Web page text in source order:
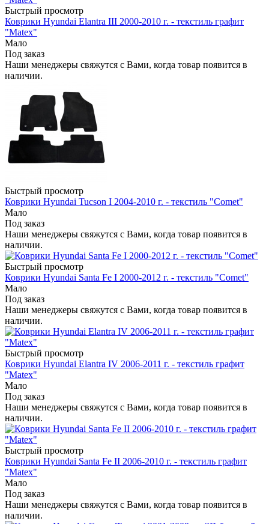
Быстрый просмотр
Коврики Hyundai Elantra III 2000-2010 г. - текстиль графит
"Matex"
Мало
Под заказ
Наши менеджеры свяжутся с Вами, когда товар появится в
наличии.
Быстрый просмотр
Коврики Hyundai Tucson I 2004-2010 г. - текстиль "Comet"
Мало
Под заказ
Наши менеджеры свяжутся с Вами, когда товар появится в
наличии.
Быстрый просмотр
Коврики Hyundai Santa Fe I 2000-2012 г. - текстиль "Comet"
Мало
Под заказ
Наши менеджеры свяжутся с Вами, когда товар появится в
наличии.
Быстрый просмотр
Коврики Hyundai Elantra IV 2006-2011 г. - текстиль графит
"Matex"
Мало
Под заказ
Наши менеджеры свяжутся с Вами, когда товар появится в
наличии.
Быстрый просмотр
Коврики Hyundai Santa Fe II 2006-2010 г. - текстиль графит
"Matex"
Мало
Под заказ
Наши менеджеры свяжутся с Вами, когда товар появится в
наличии.